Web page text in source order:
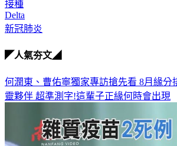
接種
Delta
新冠肺炎
◤人氣夯文◢
何潤東、曹佑寧獨家專訪搶先看 8月緣分
靈夥伴 超準測字!這輩子正緣何時會出現